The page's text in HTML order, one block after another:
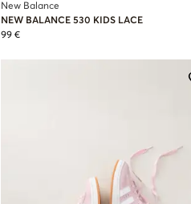
New Balance
NEW BALANCE 530 KIDS LACE
99 €